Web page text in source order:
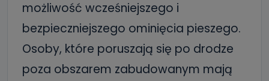
możliwość wcześniejszego i
bezpieczniejszego ominięcia pieszego.
Osoby, które poruszają się po drodze
poza obszarem zabudowanym mają